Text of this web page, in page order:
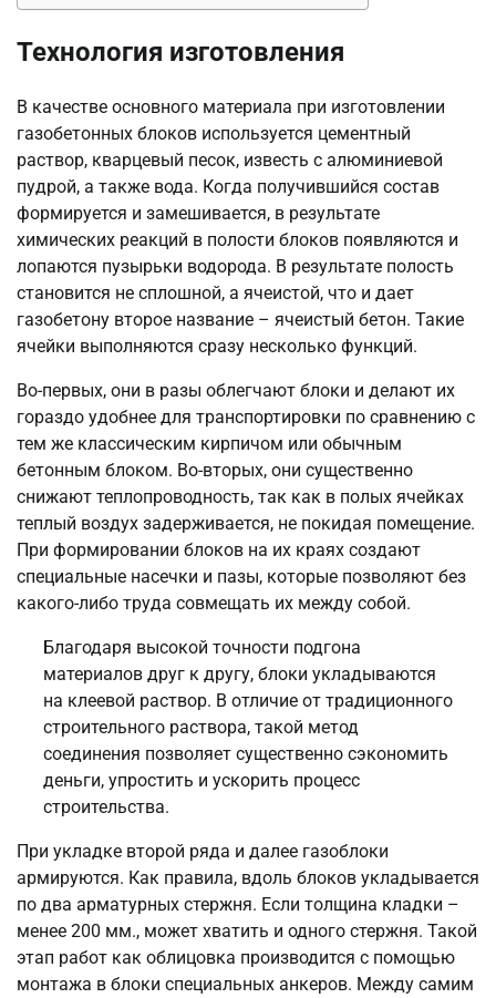
Технология изготовления
В качестве основного материала при изготовлении
газобетонных блоков используется цементный
раствор, кварцевый песок, известь с алюминиевой
пудрой, а также вода. Когда получившийся состав
формируется и замешивается, в результате
химических реакций в полости блоков появляются и
лопаются пузырьки водорода. В результате полость
становится не сплошной, а ячеистой, что и дает
газобетону второе название – ячеистый бетон. Такие
ячейки выполняются сразу несколько функций.
Во-первых, они в разы облегчают блоки и делают их
гораздо удобнее для транспортировки по сравнению с
тем же классическим кирпичом или обычным
бетонным блоком. Во-вторых, они существенно
снижают теплопроводность, так как в полых ячейках
теплый воздух задерживается, не покидая помещение.
При формировании блоков на их краях создают
специальные насечки и пазы, которые позволяют без
какого-либо труда совмещать их между собой.
Благодаря высокой точности подгона
материалов друг к другу, блоки укладываются
на клеевой раствор. В отличие от традиционного
строительного раствора, такой метод
соединения позволяет существенно сэкономить
деньги, упростить и ускорить процесс
строительства.
При укладке второй ряда и далее газоблоки
армируются. Как правила, вдоль блоков укладывается
по два арматурных стержня. Если толщина кладки –
менее 200 мм., может хватить и одного стержня. Такой
этап работ как облицовка производится с помощью
монтажа в блоки специальных анкеров. Между самим